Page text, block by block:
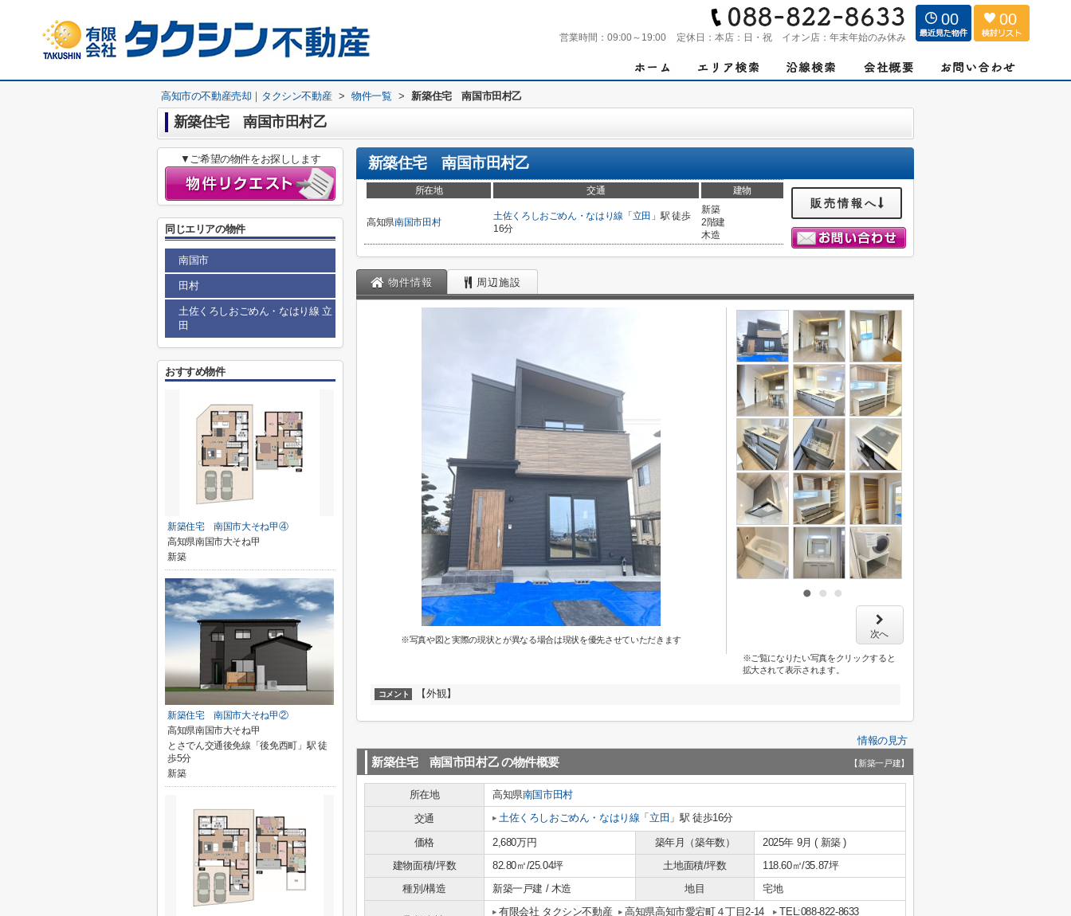
営業時間： 09:00～19:00 定休日： 本店：日・祝 イオン店：年末年始のみ休み
00 00
高知市の不動産売却｜タクシン不動産 > 物件一覧 > 新築住宅 南国市田村乙
新築住宅 南国市田村乙
新築住宅 南国市田村乙
所在地 交通 建物
高知県南国市田村
土佐くろしおごめん・なはり線 「 立田 」駅 徒歩
16分
新築
2階建
木造
販売情報へ
物件情報 周辺施設
※写真や図と実際の現状とが異なる場合は現状を優先させていただきます 次へ
※ご覧になりたい写真をクリックすると
拡大されて表示されます。
コメント 【外観】
情報の見方
新築住宅 南国市田村乙の物件概要 【新築一戸建】
所在地 高知県南国市田村
交通
土佐くろしおごめん・なはり線 「 立田 」駅 徒歩16分
価格 2,680万円 築年月（築年数）
2025年 9月 ( 新築 )
建物面積/坪数
82.80㎡/25.04坪 土地面積/坪数
118.60㎡/35.87坪
種別/構造
新築一戸建 / 木造 地目 宅地
有限会社 タクシン不動産 高知県高知市愛宕町４丁目2-14
TEL:088-822-8633
▼ご希望の物件をお探しします
同じエリアの物件
南国市
田村
土佐くろしおごめん・なはり線 立
田
おすすめ物件
新築住宅 南国市大そね甲④
高知県南国市大そね甲
新築
新築住宅 南国市大そね甲②
高知県南国市大そね甲
とさでん交通後免線「後免西町」駅 徒
歩5分
新築